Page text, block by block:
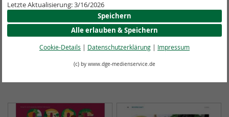
Essstörungen (Download)
8,90 € *
bei Lactoseintoleranz
2,00 € *
In den Warenkorb
Letzte Aktualisierung: 3/16/2026
Speichern
Alle erlauben & Speichern
Cookie-Details | Datenschutzerklärung| Impressum
(c) by www.dge-medienservice.de